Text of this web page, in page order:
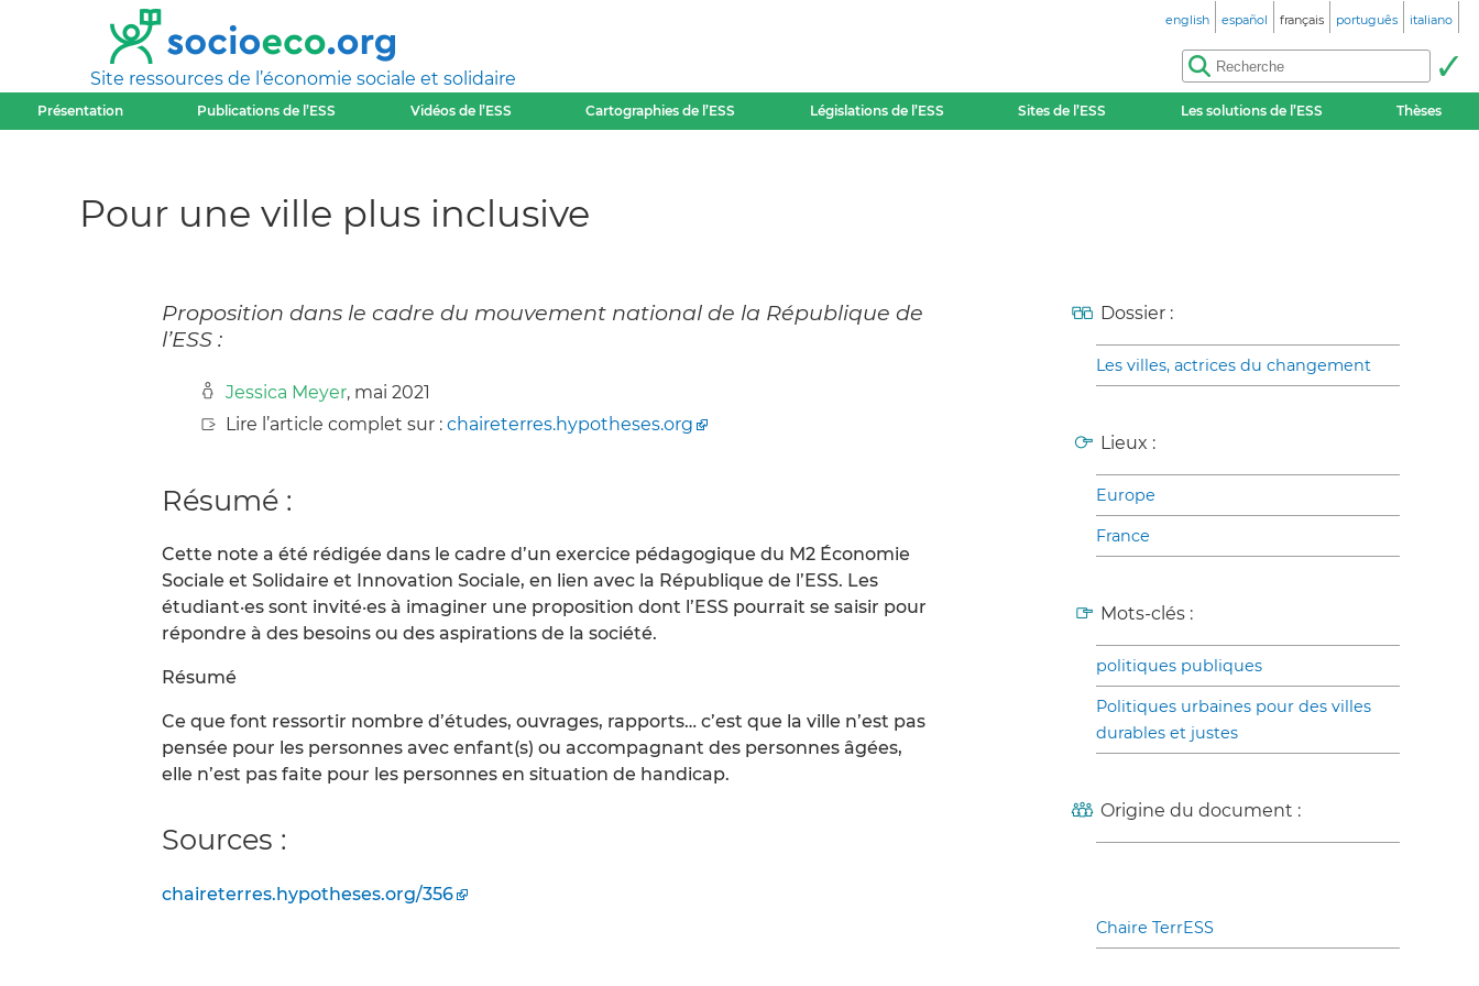
Site ressources de l’économie sociale et solidaire
english español français português italiano
Présentation Publications de l’ESS Vidéos de l’ESS Cartographies de l’ESS Législations de l’ESS Sites de l’ESS Les solutions de l’ESS Thèses
Pour une ville plus inclusive
Proposition dans le cadre du mouvement national de la République de
l’ESS :
Jessica Meyer, mai 2021
Lire l’article complet sur : chaireterres.hypotheses.org
Résumé :
Cette note a été rédigée dans le cadre d’un exercice pédagogique du M2 Économie
Sociale et Solidaire et Innovation Sociale, en lien avec la République de l’ESS. Les
étudiant·es sont invité·es à imaginer une proposition dont l’ESS pourrait se saisir pour
répondre à des besoins ou des aspirations de la société.
Résumé
Ce que font ressortir nombre d’études, ouvrages, rapports… c’est que la ville n’est pas
pensée pour les personnes avec enfant(s) ou accompagnant des personnes âgées,
elle n’est pas faite pour les personnes en situation de handicap.
Sources :
chaireterres.hypotheses.org/356
Dossier :
Les villes, actrices du changement
Lieux :
Europe
France
Mots-clés :
politiques publiques
Politiques urbaines pour des villes
durables et justes
Origine du document :
Chaire TerrESS